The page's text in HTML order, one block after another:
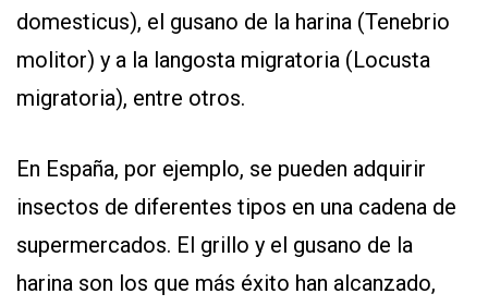
domesticus), el gusano de la harina (Tenebrio
molitor) y a la langosta migratoria (Locusta
migratoria), entre otros.
En España, por ejemplo, se pueden adquirir
insectos de diferentes tipos en una cadena de
supermercados. El grillo y el gusano de la
harina son los que más éxito han alcanzado,